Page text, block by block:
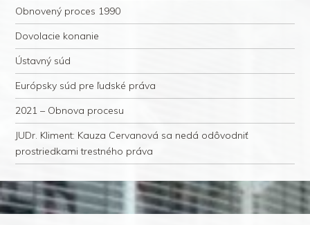
Obnovený proces 1990
Dovolacie konanie
Ústavný súd
Európsky súd pre ľudské práva
2021 – Obnova procesu
JUDr. Kliment: Kauza Cervanová sa nedá odôvodniť
prostriedkami trestného práva